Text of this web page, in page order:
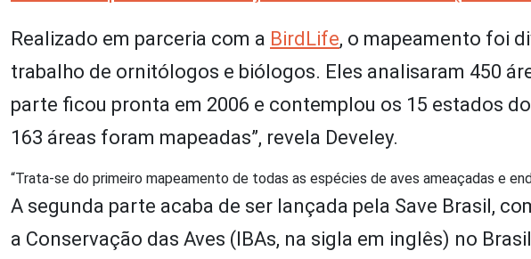
Realizado em parceria com a BirdLife, o mapeamento foi
trabalho de ornitólogos e biólogos. Eles analisaram 450
parte ficou pronta em 2006 e contemplou os 15 estados
163 áreas foram mapeadas”, revela Develey.
“Trata-se do primeiro mapeamento de todas as espécies de aves ameaçadas e
A segunda parte acaba de ser lançada pela Save Brasil,
a Conservação das Aves (IBAs, na sigla em inglês) no